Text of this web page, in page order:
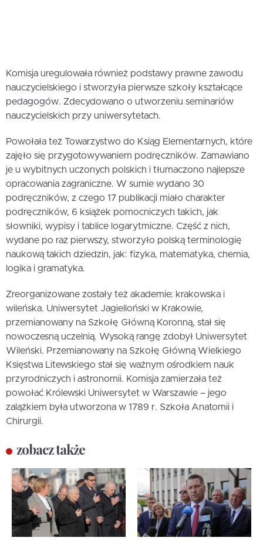
Komisja uregulowała również podstawy prawne zawodu
nauczycielskiego i stworzyła pierwsze szkoły kształcące
pedagogów. Zdecydowano o utworzeniu seminariów
nauczycielskich przy uniwersytetach.
Powołała też Towarzystwo do Ksiąg Elementarnych, które
zajęło się przygotowywaniem podręczników. Zamawiano
je u wybitnych uczonych polskich i tłumaczono najlepsze
opracowania zagraniczne. W sumie wydano 30
podręczników, z czego 17 publikacji miało charakter
podręczników, 6 książek pomocniczych takich, jak
słowniki, wypisy i tablice logarytmiczne. Część z nich,
wydane po raz pierwszy, stworzyło polską terminologię
naukową takich dziedzin, jak: fizyka, matematyka, chemia,
logika i gramatyka.
Zreorganizowane zostały też akademie: krakowska i
wileńska. Uniwersytet Jagielloński w Krakowie,
przemianowany na Szkołę Główną Koronną, stał się
nowoczesną uczelnią. Wysoką rangę zdobył Uniwersytet
Wileński. Przemianowany na Szkołę Główną Wielkiego
Księstwa Litewskiego stał się ważnym ośrodkiem nauk
przyrodniczych i astronomii. Komisja zamierzała też
powołać Królewski Uniwersytet w Warszawie – jego
zalążkiem była utworzona w 1789 r. Szkoła Anatomii i
Chirurgii.
zobacz także